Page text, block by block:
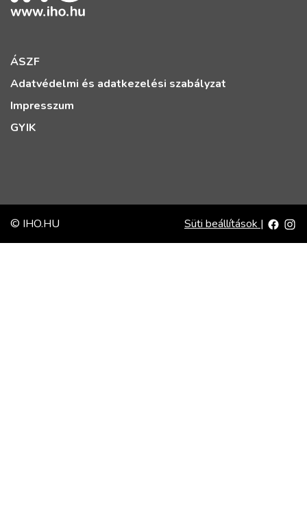
ÁSZF
Adatvédelmi és adatkezelési szabályzat
Impresszum
GYIK
© IHO.HU Süti beállítások |